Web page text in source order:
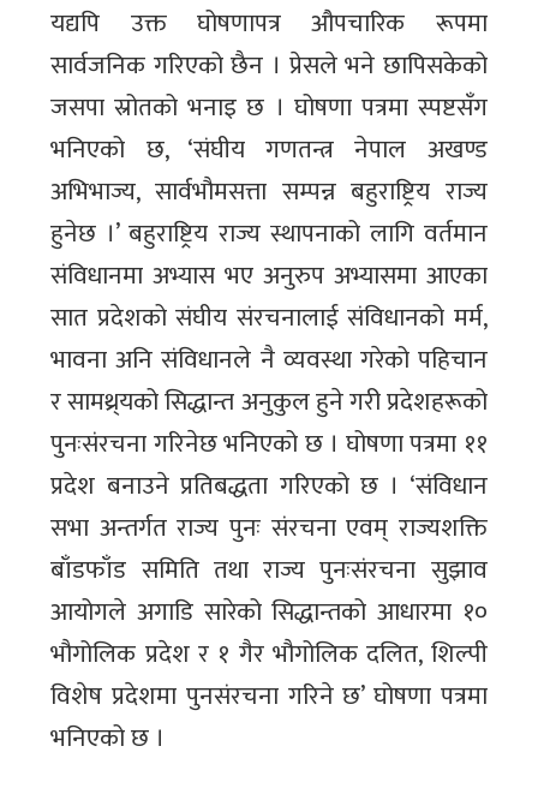
यद्यपि उक्त घोषणापत्र औपचारिक रूपमा
सार्वजनिक गरिएको छैन । प्रेसले भने छापिसकेको
जसपा स्रोतको भनाइ छ । घोषणा पत्रमा स्पष्टसँग
भनिएको छ, ‘संघीय गणतन्त्र नेपाल अखण्ड
अभिभाज्य, सार्वभौमसत्ता सम्पन्न बहुराष्ट्रिय राज्य
हुनेछ ।’ बहुराष्ट्रिय राज्य स्थापनाको लागि वर्तमान
संविधानमा अभ्यास भए अनुरुप अभ्यासमा आएका
सात प्रदेशको संघीय संरचनालाई संविधानको मर्म,
भावना अनि संविधानले नै व्यवस्था गरेको पहिचान
र सामथ्र्यको सिद्धान्त अनुकुल हुने गरी प्रदेशहरूको
पुनःसंरचना गरिनेछ भनिएको छ । घोषणा पत्रमा ११
प्रदेश बनाउने प्रतिबद्धता गरिएको छ । ‘संविधान
सभा अन्तर्गत राज्य पुनः संरचना एवम् राज्यशक्ति
बाँडफाँड समिति तथा राज्य पुनःसंरचना सुझाव
आयोगले अगाडि सारेको सिद्धान्तको आधारमा १०
भौगोलिक प्रदेश र १ गैर भौगोलिक दलित, शिल्पी
विशेष प्रदेशमा पुनसंरचना गरिने छ’ घोषणा पत्रमा
भनिएको छ ।